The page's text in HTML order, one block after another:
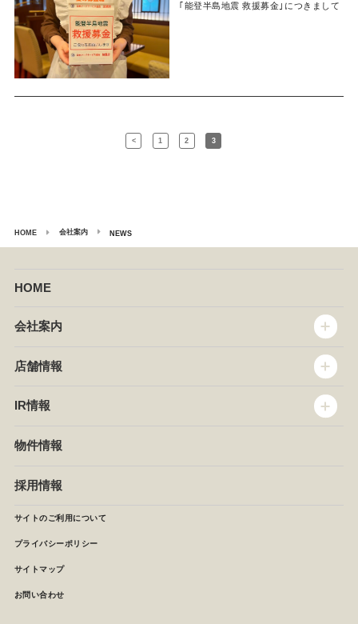
｢能登半島地震 救援募金｣につきまして
< 1 2 3
HOME 会社案内 NEWS
HOME
会社案内
企業情報
セントラルキッチン
NEWS
店舗情報
椿屋珈琲
イタリアンダイニングDONA
店舗検索
IR情報
IRニュース
月次報告
決算短信
株主の皆様へ
よくあるご質問 (株主優待制度)
物件情報
採用情報
サイトのご利用について
プライバシーポリシー
サイトマップ
お問い合わせ